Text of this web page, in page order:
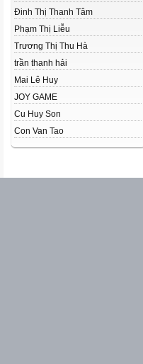
Đinh Thị Thanh Tâm
Phạm Thị Liễu
Trương Thị Thu Hà
trần thanh hải
Mai Lê Huy
JOY GAME
Cu Huy Son
Con Van Tao